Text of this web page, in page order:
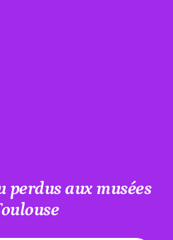
perdus aux musées